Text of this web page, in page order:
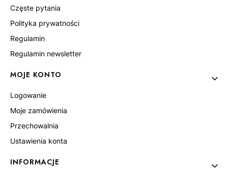
Częste pytania
Polityka prywatności
Regulamin
Regulamin newsletter
MOJE KONTO
Logowanie
Moje zamówienia
Przechowalnia
Ustawienia konta
INFORMACJE